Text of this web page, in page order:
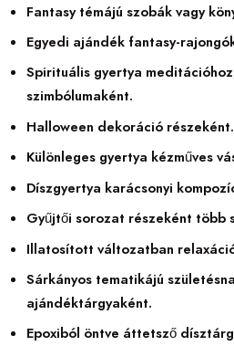
Fantasy témájú szobák vagy
Egyedi ajándék fantasy-
Spirituális gyertya
szimbólumaként.
Halloween dekoráció részeként.
Különleges gyertya kézműves
Díszgyertya karácsonyi
Gyűjtői sorozat részeként több
Illatosított változatban
Sárkányos tematikájú
ajándéktárgyaként.
Epoxiból öntve áttetsző